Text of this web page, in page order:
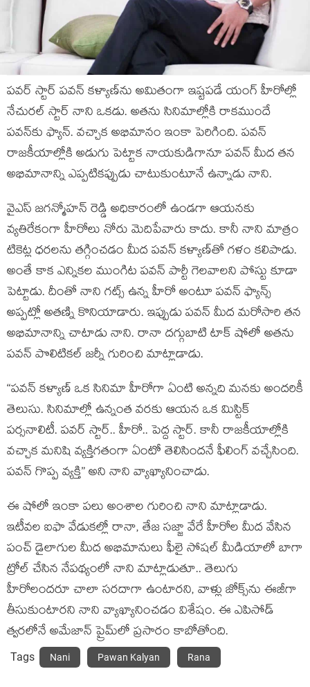
పవర్ స్టార్ పవన్ కళ్యాణ్‌ను అమితంగా ఇష్టపడే యంగ్ హీరోల్లో
నేచురల్ స్టార్ నాని ఒకడు. అతను సినిమాల్లోకి రాకముందే
పవన్‌కు ఫ్యాన్. వచ్చాక అభిమానం ఇంకా పెరిగింది. పవన్
రాజకీయాల్లోకి అడుగు పెట్టాక నాయకుడిగానూ పవన్ మీద తన
అభిమానాన్ని ఎప్పటికప్పుడు చాటుకుంటూనే ఉన్నాడు నాని.
వైఎస్ జగన్మోహన్ రెడ్డి అధికారంలో ఉండగా ఆయనకు
వ్యతిరేకంగా హీరోలు నోరు మెదిపేవారు కాదు. కానీ నాని మాత్రం
టికెట్ల ధరలను తగ్గించడం మీద పవన్ కళ్యాణ్‌తో గళం కలిపాడు.
అంతే కాక ఎన్నికల ముంగిట పవన్ పార్టీ గెలవాలని పోస్టు కూడా
పెట్టాడు. దీంతో నాని గట్స్ ఉన్న హీరో అంటూ పవన్ ఫ్యాన్స్
అప్పట్లో అతణ్ని కొనియాడారు. ఇప్పుడు పవన్ మీద మరోసారి తన
అభిమానాన్ని చాటాడు నాని. రానా దగ్గుబాటి టాక్ షోలో అతను
పవన్ పొలిటికల్ జర్నీ గురించి మాట్లాడాడు.
“పవన్ కళ్యాణ్ ఒక సినిమా హీరోగా ఏంటి అన్నది మనకు అందరికీ
తెలుసు. సినిమాల్లో ఉన్నంత వరకు ఆయన ఒక మిస్టిక్
పర్సనాలిటీ. పవర్ స్టార్.. హీరో.. పెద్ద స్టార్. కానీ రాజకీయాల్లోకి
వచ్చాక మనిషి వ్యక్తిగతంగా ఏంటో తెలిసిందనే ఫీలింగ్ వచ్చేసింది.
పవన్ గొప్ప వ్యక్తి” అని నాని వ్యాఖ్యానించాడు.
ఈ షోలో ఇంకా పలు అంశాల గురించి నాని మాట్లాడాడు.
ఇటీవల ఐఫా వేడుకల్లో రానా, తేజ సజ్జా వేరే హీరోల మీద వేసిన
పంచ్ డైలాగుల మీద అభిమానులు ఫీలై సోషల్ మీడియాలో బాగా
ట్రోల్ చేసిన నేపథ్యంలో నాని మాట్లాడుతూ.. తెలుగు
హీరోలందరూ చాలా సరదాగా ఉంటారని, వాళ్లు జోక్స్‌ను ఈజీగా
తీసుకుంటారని నాని వ్యాఖ్యానించడం విశేషం. ఈ ఎపిసోడ్
త్వరలోనే అమేజాన్ ప్రైమ్‌లో ప్రసారం కాబోతోంది.
Tags Nani Pawan Kalyan Rana